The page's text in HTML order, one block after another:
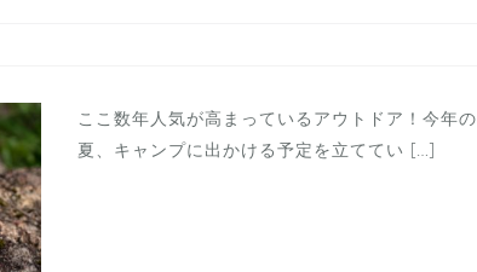
ここ数年人気が高まっているアウトドア！今年の
夏、キャンプに出かける予定を立ててい […]